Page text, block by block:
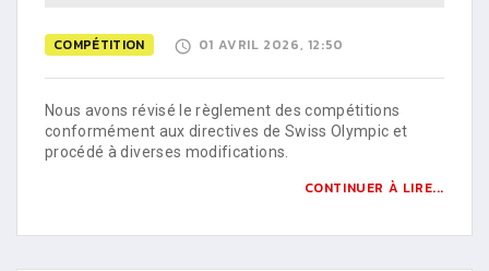
COMPÉTITION 01 AVRIL 2026, 12:50
Nous avons révisé le règlement des compétitions
conformément aux directives de Swiss Olympic et
procédé à diverses modifications.
CONTINUER À LIRE...